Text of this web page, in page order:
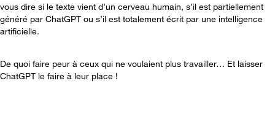
vous dire si le texte vient d’un cerveau humain, s’il est partiellement
généré par ChatGPT ou s’il est totalement écrit par une intelligence
artificielle.
De quoi faire peur à ceux qui ne voulaient plus travailler… Et laisser
ChatGPT le faire à leur place !